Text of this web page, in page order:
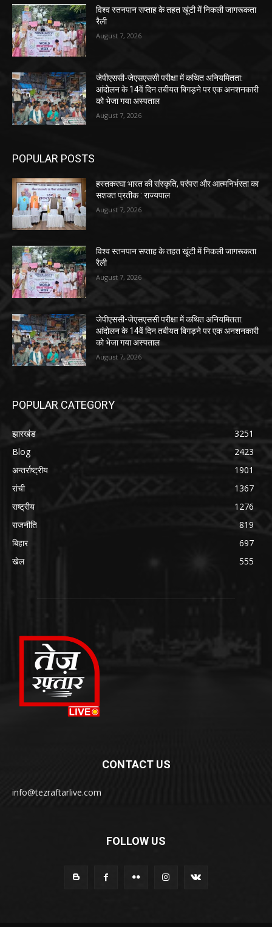
विश्व स्तनपान सप्ताह के तहत खूंटी में निकली जागरूकता
रैली
August 7, 2026
जेपीएससी-जेएसएससी परीक्षा में कथित अनियमितता:
आंदोलन के 14वें दिन तबीयत बिगड़ने पर एक अनशनकारी
को भेजा गया अस्पताल
August 7, 2026
POPULAR POSTS
हस्तकरघा भारत की संस्कृति, परंपरा और आत्मनिर्भरता का
सशक्त प्रतीक : राज्यपाल
August 7, 2026
विश्व स्तनपान सप्ताह के तहत खूंटी में निकली जागरूकता
रैली
August 7, 2026
जेपीएससी-जेएसएससी परीक्षा में कथित अनियमितता:
आंदोलन के 14वें दिन तबीयत बिगड़ने पर एक अनशनकारी
को भेजा गया अस्पताल
August 7, 2026
POPULAR CATEGORY
झारखंड
3251
Blog
2423
अन्तर्राष्ट्रीय
1901
रांची
1367
राष्ट्रीय
1276
राजनीति
819
बिहार
697
खेल
555
CONTACT US
info@tezraftarlive.com
FOLLOW US